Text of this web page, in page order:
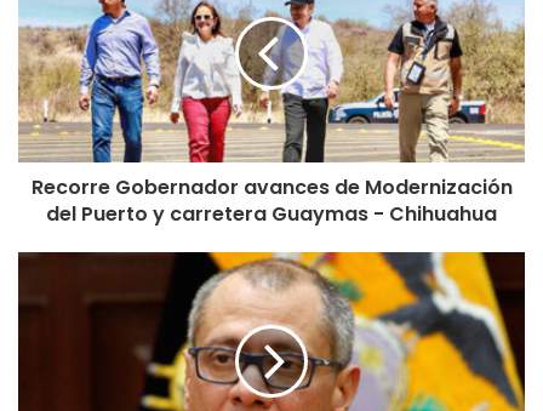
Recorre Gobernador avances de Modernización
del Puerto y carretera Guaymas - Chihuahua